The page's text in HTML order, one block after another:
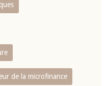
de la microfinance